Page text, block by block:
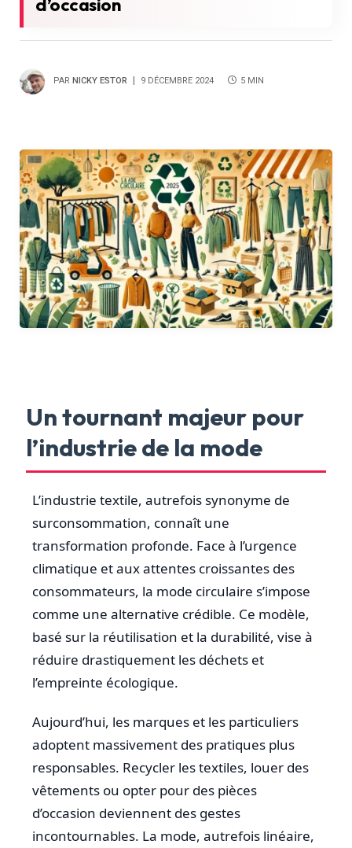
d’occasion
PAR NICKY ESTOR 9 DÉCEMBRE 2024 5 MIN
Un tournant majeur pour
l’industrie de la mode
L’industrie textile, autrefois synonyme de
surconsommation, connaît une
transformation profonde. Face à l’urgence
climatique et aux attentes croissantes des
consommateurs, la mode circulaire s’impose
comme une alternative crédible. Ce modèle,
basé sur la réutilisation et la durabilité, vise à
réduire drastiquement les déchets et
l’empreinte écologique.
Aujourd’hui, les marques et les particuliers
adoptent massivement des pratiques plus
responsables. Recycler les textiles, louer des
vêtements ou opter pour des pièces
d’occasion deviennent des gestes
incontournables. La mode, autrefois linéaire,